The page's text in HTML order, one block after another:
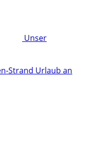
Unser
Urlaub an